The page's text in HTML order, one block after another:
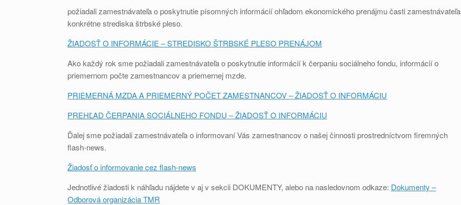
požiadali zamestnávateľa o poskytnutie písomných informácií ohľadom ekonomického prenájmu časti zamestnávateľa
konkrétne strediska štrbské pleso.
ŽIADOSŤ O INFORMÁCIE – STREDISKO ŠTRBSKÉ PLESO PRENÁJOM
Ako každý rok sme požiadali zamestnávateľa o poskytnutie informácií k čerpaniu sociálneho fondu, informácií o
priemernom počte zamestnancov a priemernej mzde.
PRIEMERNÁ MZDA A PRIEMERNÝ POČET ZAMESTNANCOV – ŽIADOSŤ O INFORMÁCIU
PREHĽAD ČERPANIA SOCIÁLNEHO FONDU – ŽIADOSŤ O INFORMÁCIU
Ďalej sme požiadali zamestnávateľa o informovaní Vás zamestnancov o našej činnosti prostredníctvom firemných
flash-news.
Žiadosť o informovanie cez flash-news
Jednotlivé žiadosti k náhľadu nájdete v aj v sekcii DOKUMENTY, alebo na nasledovnom odkaze: Dokumenty –
Odborová organizácia TMR